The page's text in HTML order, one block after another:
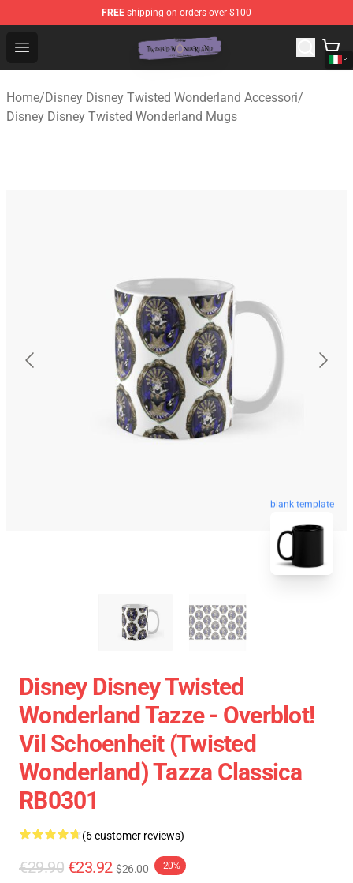
FREE shipping on orders over $100
Open menu
Twisted Wonderland Store - Official Twisted
Home/Disney Disney Twisted Wonderland Accessori/
Disney Disney Twisted Wonderland Mugs
blank template
Disney Disney Twisted
Wonderland Tazze - Overblot!
Vil Schoenheit (Twisted
Wonderland) Tazza Classica
RB0301
(6 customer reviews)
€29.90 €23.92 $26.00 -20%